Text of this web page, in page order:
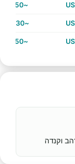
~150 $ US
~230 $ US
~150 $ US